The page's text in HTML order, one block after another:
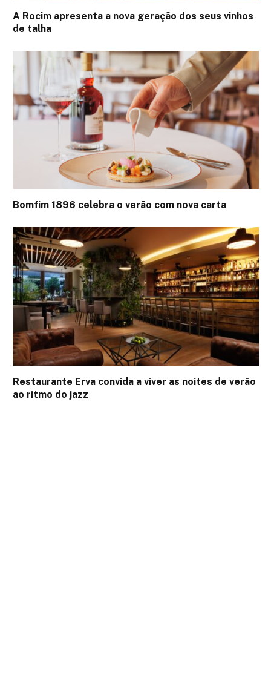
A Rocim apresenta a nova geração dos seus vinhos
de talha
Bomfim 1896 celebra o verão com nova carta
Restaurante Erva convida a viver as noites de verão
ao ritmo do jazz